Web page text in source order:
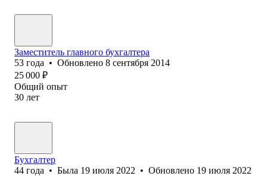
Заместитель главного бухгалтера
53 года • Обновлено 8 сентября 2014
25 000 ₽
Общий опыт
30 лет
Бухгалтер
44 года • Была 19 июля 2022 • Обновлено 19 июля 2022